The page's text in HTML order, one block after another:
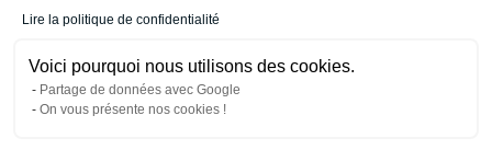
Lire la politique de confidentialité
Voici pourquoi nous utilisons des cookies.
Partage de données avec Google
On vous présente nos cookies !
INFORMATIONS
CONTACT